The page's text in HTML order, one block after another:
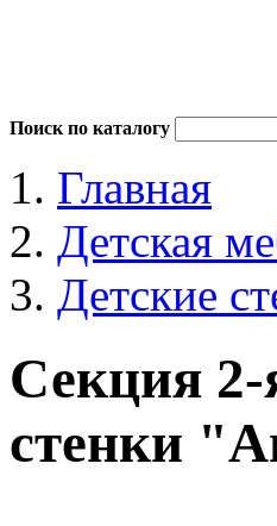
Поиск по каталогу
Главная
Детская
Детские
Секция
стенки